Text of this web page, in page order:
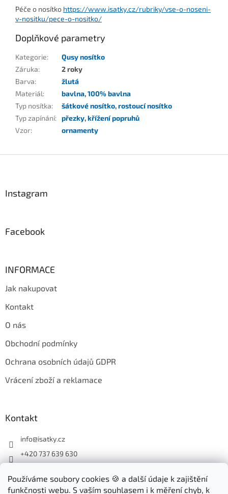
Používáme soubory cookies 🍪 a další údaje k zajištění
funkčnosti webu. S vaším souhlasem i k měření chyb, k
Péče o nosítko https://www.isatky.cz/rubriky/vse-o-noseni-
v-nositku/pece-o-nositko/
Doplňkové parametry
Kategorie:
Qusy nosítko
Záruka:
2 roky
Barva:
žlutá
Materiál: bavlna,100% bavlna
Typ nosítka: šátkové nosítko,rostoucí nosítko
Typ zapínání: přezky,křížení popruhů
Vzor: ornamenty
Instagram
Facebook
INFORMACE
Jak nakupovat
Kontakt
O nás
Obchodní podmínky
Ochrana osobních údajů GDPR
Vrácení zboží a reklamace
Kontakt
info@isatky.cz
+420 737 639 630
isatky_cz